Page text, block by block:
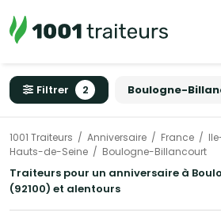
Filtrer 2 Boulogne-
1001 Traiteurs Anniversaire France
Hauts-de-Seine
Boulogne-Billancourt
Traiteurs pour un anniversaire à
(92100) et alentours